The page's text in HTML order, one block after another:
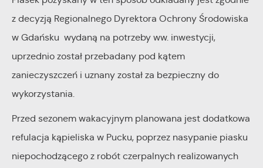
z decyzją Regionalnego Dyrektora Ochrony Środowiska
w Gdańsku wydaną na potrzeby ww. inwestycji,
uprzednio został przebadany pod kątem
zanieczyszczeń i uznany został za bezpieczny do
wykorzystania.
Przed sezonem wakacyjnym planowana jest dodatkowa
refulacja kąpieliska w Pucku, poprzez nasypanie piasku
niepochodzącego z robót czerpalnych realizowanych
użytkowników. Zgromadzone informacje są przetwarzane w
formie zanonimizowanej. Wyrażenie zgody na analityczne pliki
cookies gwarantuje dostępność wszystkich funkcjonalności.
Dzięki reklamowym plikom cookies prezentujemy Ci
komunikatów na podstawie analizy Twoich upodobań oraz
Twoich zwyczajów dotyczących przeglądanej witryny
internetowej. Treści promocyjne mogą pojawić się na
partnerami oraz innych dostawców usług. Firmy te działają w
charakterze pośredników prezentujących nasze treści w
Więcej